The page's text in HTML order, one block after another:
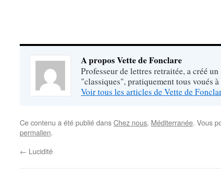
A propos Vette de Fonclare
Professeur de lettres retraitée, a créé
"classiques", pratiquement tous voués
Voir tous les articles de Vette de
Ce contenu a été publié dansChez nous, Méditerranée. Vous
permalien.
← Lucidité